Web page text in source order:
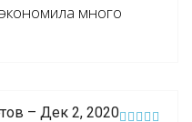
много
– Дек 2, 2020